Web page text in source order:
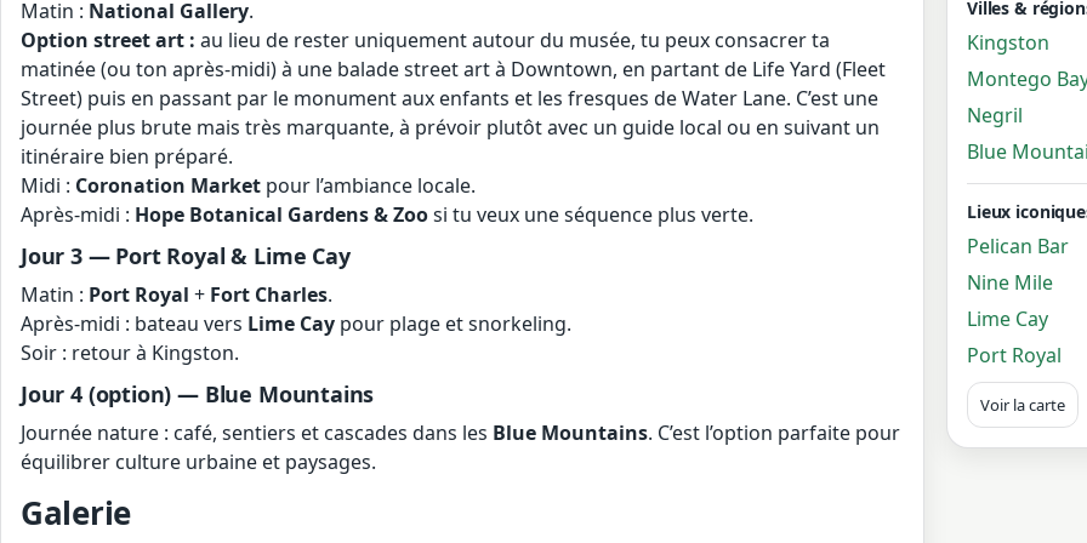
Matin : National Gallery.
Option street art : au lieu de rester uniquement autour du musée, tu peux consacrer ta
matinée (ou ton après‑midi) à une balade street art à Downtown, en partant de Life Yard (Fleet
Street) puis en passant par le monument aux enfants et les fresques de Water Lane. C’est une
journée plus brute mais très marquante, à prévoir plutôt avec un guide local ou en suivant un
itinéraire bien préparé.
Midi : Coronation Market pour l’ambiance locale.
Après-midi : Hope Botanical Gardens & Zoosi tu veux une séquence plus verte.
Jour 3 — Port Royal & Lime Cay
Matin : Port Royal + Fort Charles.
Après-midi : bateau vers Lime Cay pour plage et snorkeling.
Soir : retour à Kingston.
Jour 4 (option) — Blue Mountains
Journée nature : café, sentiers et cascades dans les Blue Mountains. C’est l’option parfaite pour
équilibrer culture urbaine et paysages.
Galerie
Villes &
Kingston
Montego
Negril
Blue
Lieux
Pelican Bar
Nine Mile
Lime Cay
Port Royal
Voir la carte